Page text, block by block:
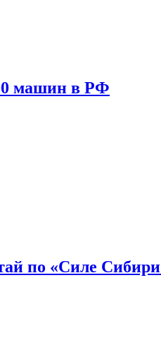
машин в РФ
по «Силе